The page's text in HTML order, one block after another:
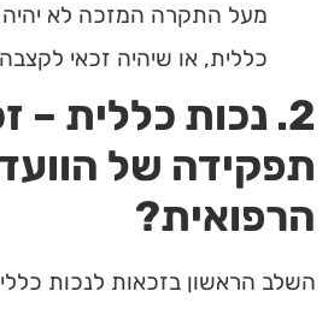
מעל התקרה המזכה לא יהיה
כללית, או שיהיה זכאי
2. נכות כללית –
תפקידה של
הרפואית?
השלב הראשון בזכאות לנכות